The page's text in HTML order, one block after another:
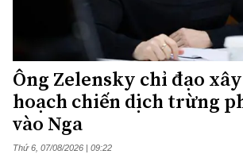
Ông Zelensky chỉ đạo
hoạch chiến dịch trừng
vào Nga
Thứ 6, 07/08/2026 | 09:22